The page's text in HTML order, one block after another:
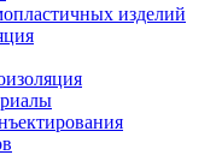
изделий